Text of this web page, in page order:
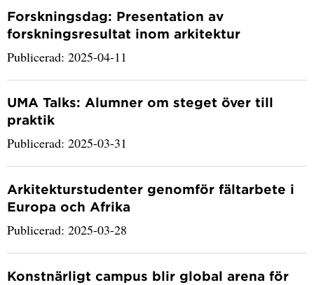
Forskningsdag: Presentation av
forskningsresultat inom arkitektur
Publicerad: 2025-04-11
UMA Talks: Alumner om steget över till
praktik
Publicerad: 2025-03-31
Arkitekturstudenter genomför fältarbete i
Europa och Afrika
Publicerad: 2025-03-28
Konstnärligt campus blir global arena för